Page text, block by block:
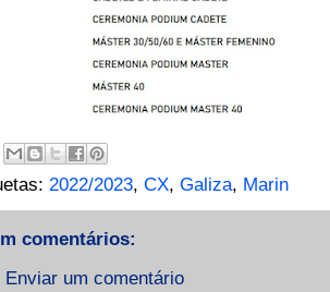
2022/2023, CX, Galiza, Marin
comentários:
Enviar um comentário